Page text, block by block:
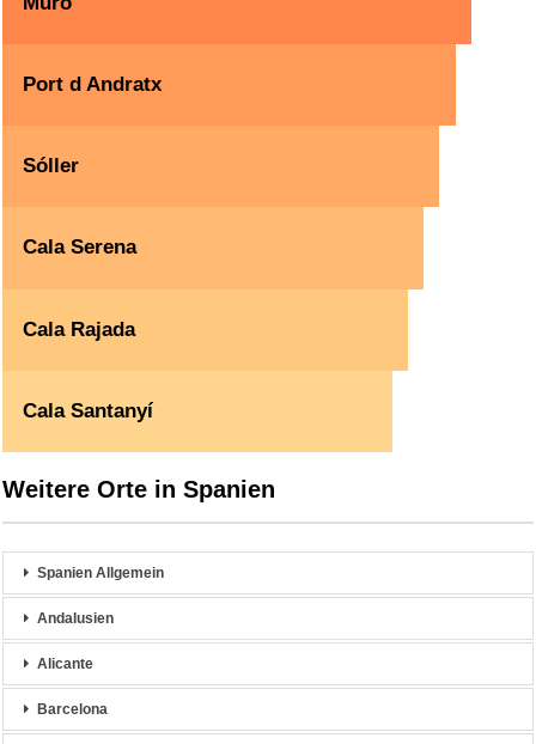
Port d Andratx
Sóller
Cala Serena
Cala Rajada
Cala Santanyí
Weitere Orte in Spanien
Spanien Allgemein
Andalusien
Alicante
Barcelona